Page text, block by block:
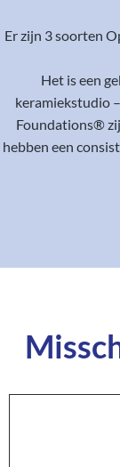
Er zijn 3 soorten
Het is een
keramiekstudio
Foundations®
hebben een